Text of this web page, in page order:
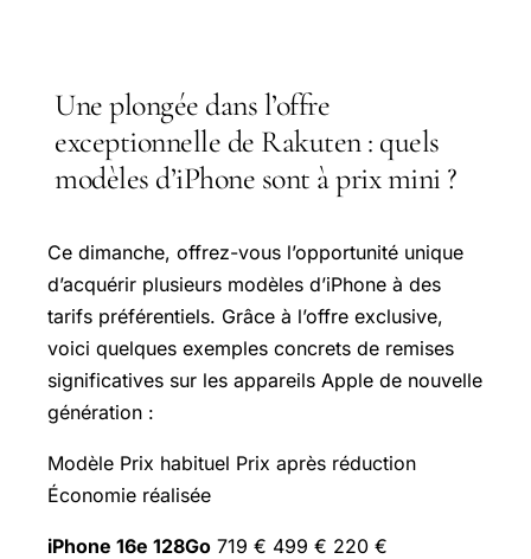
Une plongée dans l’offre
exceptionnelle de Rakuten : quels
modèles d’iPhone sont à prix mini ?
Ce dimanche, offrez-vous l’opportunité unique
d’acquérir plusieurs modèles d’iPhone à des
tarifs préférentiels. Grâce à l’offre exclusive,
voici quelques exemples concrets de remises
significatives sur les appareils Apple de nouvelle
génération :
Modèle Prix habituel Prix après réduction
Économie réalisée
iPhone 16e 128Go 719 € 499 € 220 €